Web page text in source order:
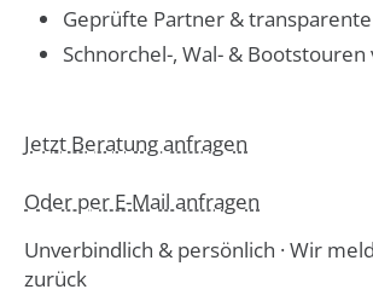
Geprüfte Partner &
Schnorchel-, Wal- &
Jetzt Beratung anfragen
Oder per E-Mail anfragen
Unverbindlich & persönlich · Wir
zurück